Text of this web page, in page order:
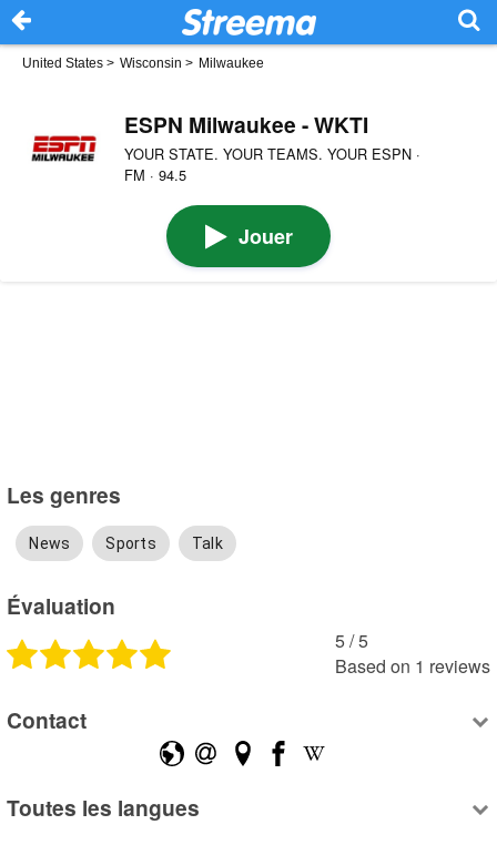
United States > Wisconsin > Milwaukee
ESPN Milwaukee - WKTI
YOUR STATE. YOUR TEAMS. YOUR ESPN ·
FM · 94.5
Jouer
Les genres
News Sports Talk
Évaluation
5 /5
Based on 1 reviews
Contact
Toutes les langues